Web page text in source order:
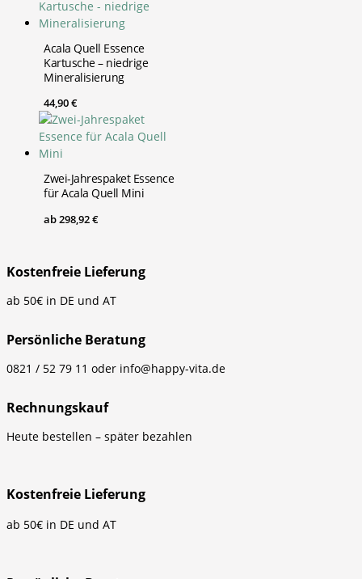
Acala Quell Essence
Kartusche – niedrige
Mineralisierung
44,90€
Zwei-Jahrespaket Essence
für Acala Quell Mini
ab298,92€
Kostenfreie Lieferung
ab 50€ in DE und AT
Persönliche Beratung
0821 / 52 79 11 oder info@happy-vita.de
Rechnungskauf
Heute bestellen – später bezahlen
Kostenfreie Lieferung
ab 50€ in DE und AT